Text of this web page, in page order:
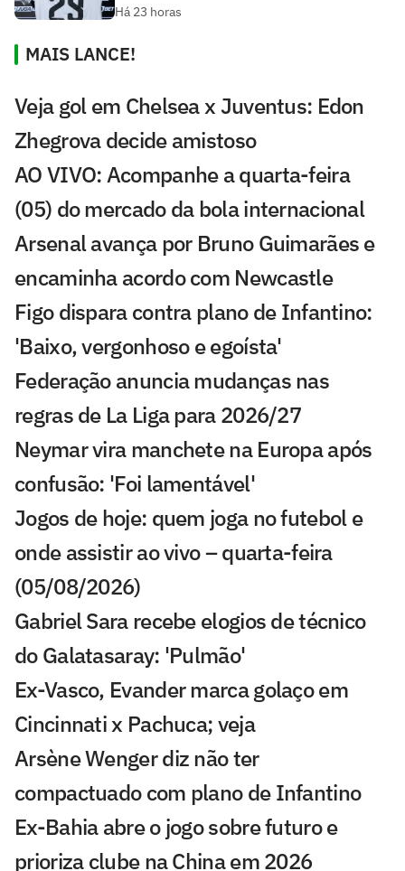
Há 23 horas
MAIS LANCE!
Veja gol em Chelsea x Juventus: Edon
Zhegrova decide amistoso
AO VIVO: Acompanhe a quarta-feira
(05) do mercado da bola internacional
Arsenal avança por Bruno Guimarães e
encaminha acordo com Newcastle
Figo dispara contra plano de Infantino:
'Baixo, vergonhoso e egoísta'
Federação anuncia mudanças nas
regras de La Liga para 2026/27
Neymar vira manchete na Europa após
confusão: 'Foi lamentável'
Jogos de hoje: quem joga no futebol e
onde assistir ao vivo – quarta-feira
(05/08/2026)
Gabriel Sara recebe elogios de técnico
do Galatasaray: 'Pulmão'
Ex-Vasco, Evander marca golaço em
Cincinnati x Pachuca; veja
Arsène Wenger diz não ter
compactuado com plano de Infantino
Ex-Bahia abre o jogo sobre futuro e
prioriza clube na China em 2026